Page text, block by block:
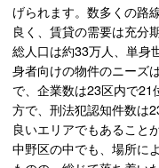
げられます。数多くの路
良く、賃貸の需要は充分
総人口は約33万人、単身
身者向けの物件のニーズ
で、企業数は23区内で
方で、刑法犯認知件数は
良いエリアでもあること
中野区の中でも、場所に